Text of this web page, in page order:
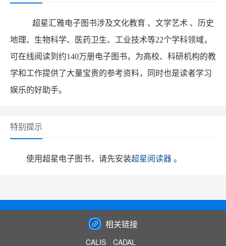
超星汇雅电子图书涉及文化教育 、文学艺术 、历史
地理、生物科学、医药卫生、工业技术等22个学科领域，
可在线阅读到约140万册电子图书，为高校、科研机构的教
学和工作提供了大量宝贵的参考资料，同时也是读者学习
娱乐的好助手。
特别提示
使用超星电子图书，请先安装超星阅读器 。
相关链接
CALIS
CADAL